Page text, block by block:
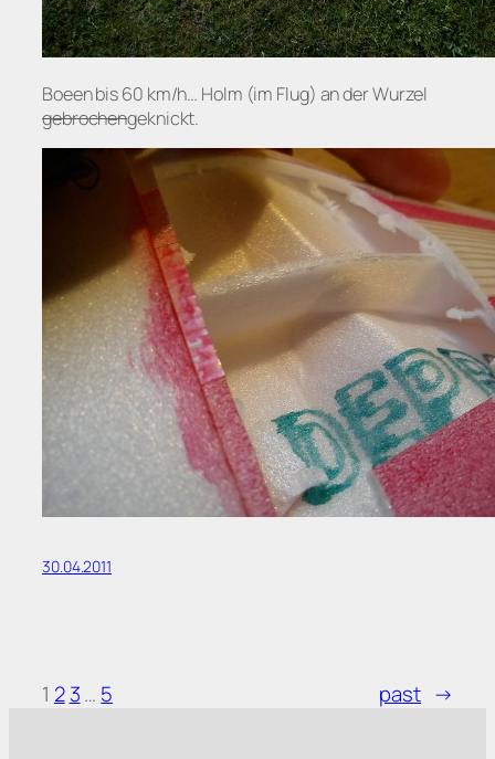
Boeen bis 60 km/h… Holm (im Flug) an der Wurzel
gebrochengeknickt.
30.04.2011
1 2 3… 5 past →